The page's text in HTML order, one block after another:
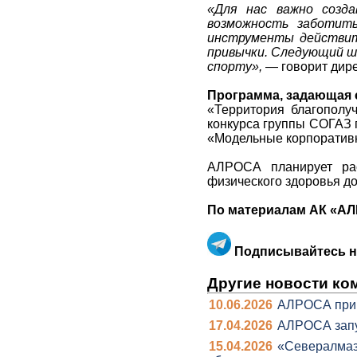
«Для нас важно
возможность
инструменты
привычки. Следующий
спорту», — говорит
Программа, задающая
«Территория
конкурса группы СОГАЗ
«Модельные
АЛРОСА планирует
физического здоровья
По материалам АК
Подписывайтесь
Другие новости
10.06.2026 АЛРОСА
17.04.2026 АЛРОСА
15.04.2026